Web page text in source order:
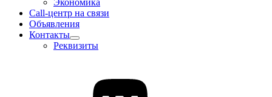
Экономика
Call-центр на связи
Объявления
Контакты
Реквизиты